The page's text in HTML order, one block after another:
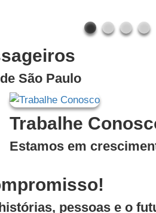
São Paulo
Trabalhe
Estamos em
pessoas e o